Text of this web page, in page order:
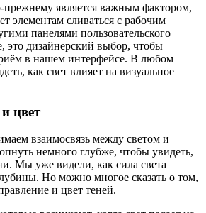
прежнему является важным фактором,
элементам сливаться с рабочим
панелями пользовательского
это дизайнерский выбор, чтобы
в нашем интерфейсе. В любом
как свет влияет на визуальное
цвет
взаимосвязь между светом и
немного глубже, чтобы увидеть,
Мы уже видели, как сила света
Но можно многое сказать о том,
и цвет теней.